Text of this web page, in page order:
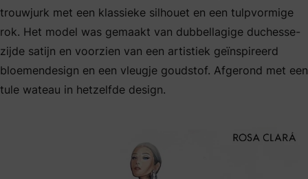
trouwjurk met een klassieke silhouet en een tulpvormige
rok. Het model was gemaakt van dubbellagige duchesse-
zijde satijn en voorzien van een artistiek geïnspireerd
bloemendesign en een vleugje goudstof. Afgerond met een
tule wateau in hetzelfde design.